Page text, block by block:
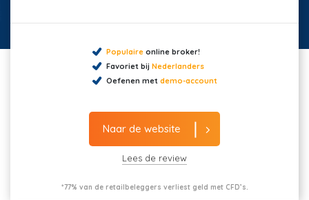
Populaireonline broker!
Favoriet bij Nederlanders
Oefenen met demo-account
Naar de website
Lees de review
*77% van de retailbeleggers verliest geld met CFD’s.